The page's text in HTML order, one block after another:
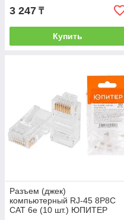
3 247 ₸
Купить
Разъем (джек)
компьютерный RJ-45 8P8C
CAT 6e (10 шт.) ЮПИТЕР